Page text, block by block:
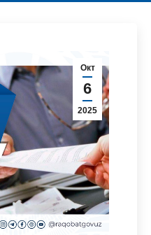
Окт
6
2025